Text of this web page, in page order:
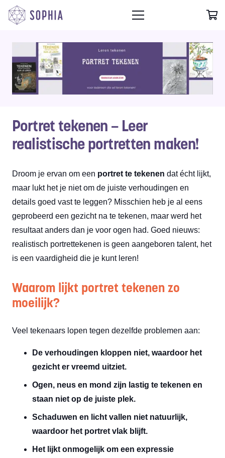
Portret tekenen – Leer
realistische portretten maken!
Droom je ervan om een portret te tekenen dat écht lijkt,
maar lukt het je niet om de juiste verhoudingen en
details goed vast te leggen? Misschien heb je al eens
geprobeerd een gezicht na te tekenen, maar werd het
resultaat anders dan je voor ogen had. Goed nieuws:
realistisch portrettekenen is geen aangeboren talent, het
is een vaardigheid die je kunt leren!
Waarom lijkt portret tekenen zo
moeilijk?
Veel tekenaars lopen tegen dezelfde problemen aan:
De verhoudingen kloppen niet, waardoor het
gezicht er vreemd uitziet.
Ogen, neus en mond zijn lastig te tekenen en
staan niet op de juiste plek.
Schaduwen en licht vallen niet natuurlijk,
waardoor het portret vlak blijft.
Het lijkt onmogelijk om een expressie